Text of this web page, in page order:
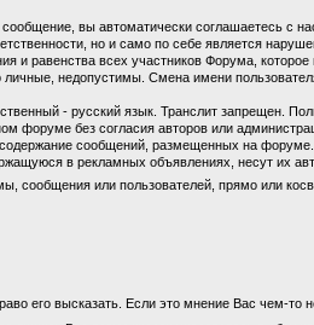
вы автоматически соглашаетесь с
но и само по себе является
равенства всех участников Форума,
недопустимы. Смена имени
- русский язык. Транслит запрещен.
форуме без согласия авторов или
сообщений, размещенных на
в рекламных объявлениях, несут их
сообщения или пользователей, прямо или
его высказать. Если это мнение Вас чем-то